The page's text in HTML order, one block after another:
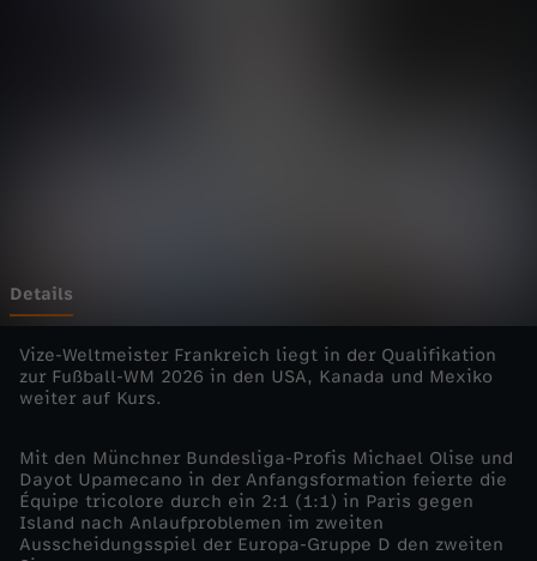
r
a
n
k
r
Details
Vize-Weltmeister Frankreich liegt in der Qualifikation
zur Fußball-WM 2026 in den USA, Kanada und Mexiko
weiter auf Kurs.
Mit den Münchner Bundesliga-Profis Michael Olise und
Dayot Upamecano in der Anfangsformation feierte die
Équipe tricolore durch ein 2:1 (1:1) in Paris gegen
Island nach Anlaufproblemen im zweiten
Ausscheidungsspiel der Europa-Gruppe D den zweiten